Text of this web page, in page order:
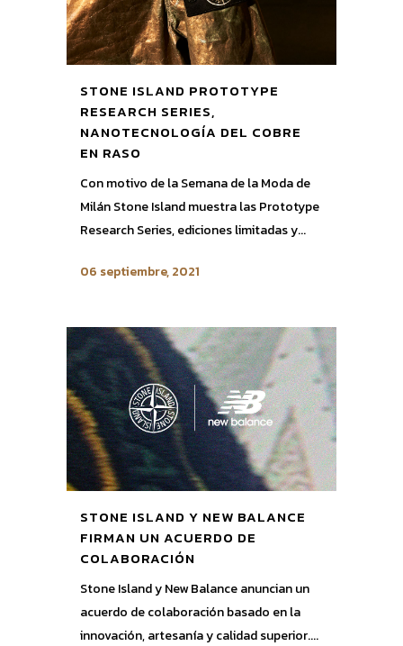
STONE ISLAND PROTOTYPE
RESEARCH SERIES,
NANOTECNOLOGÍA DEL COBRE
EN RASO
Con motivo de la Semana de la Moda de
Milán Stone Island muestra las Prototype
Research Series, ediciones limitadas y...
06 septiembre, 2021
STONE ISLAND Y NEW BALANCE
FIRMAN UN ACUERDO DE
COLABORACIÓN
Stone Island y New Balance anuncian un
acuerdo de colaboración basado en la
innovación, artesanía y calidad superior....